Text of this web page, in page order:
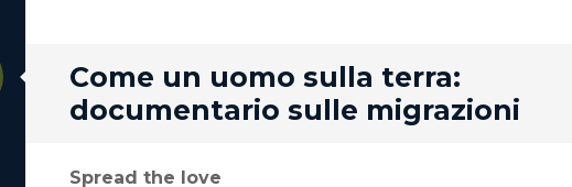
Come un uomo sulla terra:
documentario sulle migrazioni
Standard
Spread the love